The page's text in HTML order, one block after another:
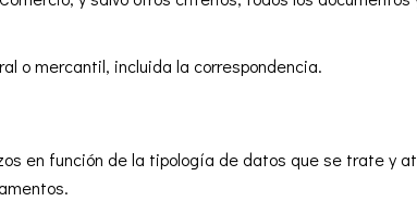
o mercantil, incluida la correspondencia.
en función de la tipología de datos que se trate y